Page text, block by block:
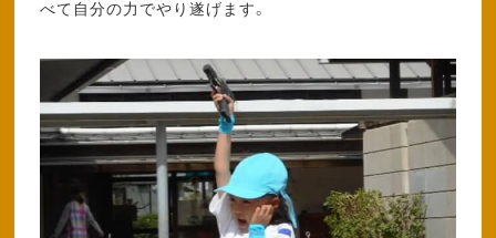
べて自分の力でやり遂げます。